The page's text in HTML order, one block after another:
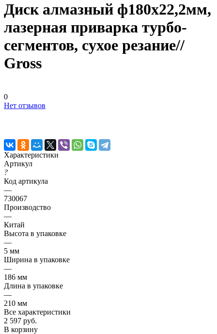
Диск алмазный ф180х22,2мм,
лазерная приварка турбо-
сегментов, сухое резание//
Gross
0
Нет отзывов
Характеристики
Артикул
?
Код артикула
—
730067
Производство
—
Китай
Высота в упаковке
—
5 мм
Ширина в упаковке
—
186 мм
Длина в упаковке
—
210 мм
Все характеристики
2 597 руб.
В корзину